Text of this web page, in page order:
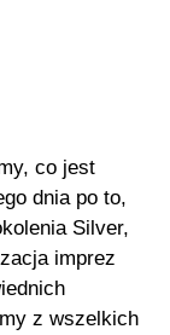
co jest
dnia po to,
Silver,
imprez
z wszelkich